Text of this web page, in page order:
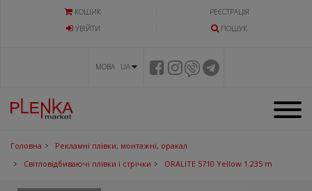
КОШИК
РЕЄСТРАЦІЯ
УВIЙТИ
ПОШУК
МОВА UA
Головна
Рекламні плівки, монтажні, оракал
Світловідбиваючі плівки і стрічки
ORALITE 5710 Yellow 1.235 m